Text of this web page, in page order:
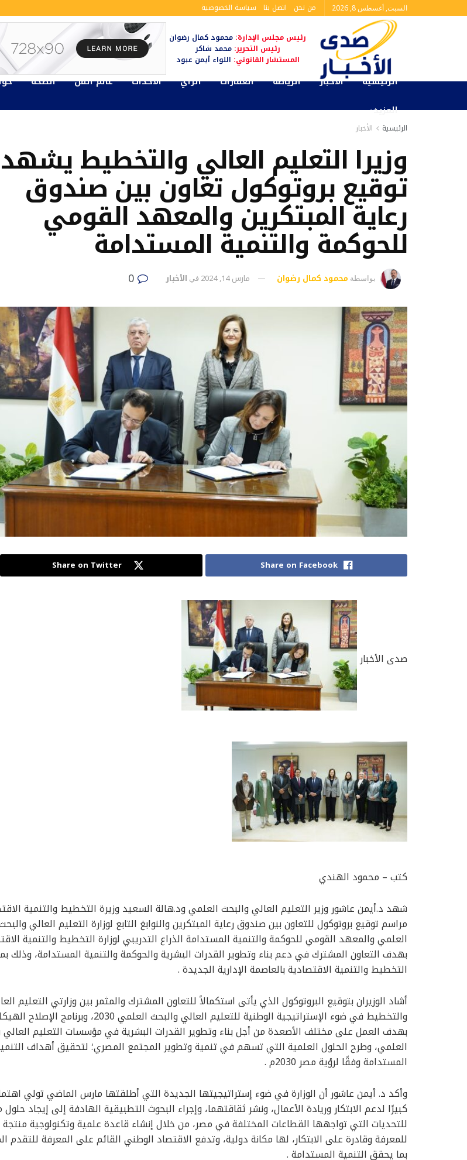
السبت, أغسطس 8, 2026 من نحن اتصل بنا سياسة الخصوصية
رئيس مجلس الإدارة: محمود كمال رضوان
رئيس التحرير:محمد شاكر
المستشار القانوني: اللواء أيمن عبود
الرئيسية الأخبار الرياضة العقارات الرأي الأحداث عالم الفن الصحة
المزيد
الرئيسية الأخبار
وزيرا التعليم العالي والتخطيط
توقيع بروتوكول تعاون بين صندوق
رعاية المبتكرين والمعهد القومي
للحوكمة والتنمية المستدامة
بواسطة محمود كمال رضوان مارس 14, 2024 في الأخبار
Share on Facebook
Share on Twitter
صدى الأخبار
كتب – محمود الهندي
شهد د.أيمن عاشور وزير التعليم العالي والبحث العلمي ود.هالة السعيد وزيرة التخطيط والتنمية
مراسم توقيع بروتوكول للتعاون بين صندوق رعاية المبتكرين والنوابغ التابع لوزارة التعليم العالي
العلمي والمعهد القومي للحوكمة والتنمية المستدامة الذراع التدريبي لوزارة التخطيط والتنمية
بهدف التعاون المشترك في دعم بناء وتطوير القدرات البشرية والحوكمة والتنمية المستدامة، وذلك
التخطيط والتنمية الاقتصادية بالعاصمة الإدارية الجديدة .
أشاد الوزيران بتوقيع البروتوكول الذي يأتى استكمالاً للتعاون المشترك والمثمر بين وزارتي التعليم
والتخطيط في ضوء الإستراتيجية الوطنية للتعليم العالي والبحث العلمي 2030، وبرنامج
بهدف العمل على مختلف الأصعدة من أجل بناء وتطوير القدرات البشرية في مؤسسات التعليم العالي
العلمي، وطرح الحلول العلمية التي تسهم في تنمية وتطوير المجتمع المصري؛ لتحقيق أهداف
المستدامة وفقًا لرؤية مصر 2030م .
وأكد د. أيمن عاشور أن الوزارة في ضوء إستراتيجيتها الجديدة التي أطلقتها مارس الماضي تولي
كبيرًا لدعم الابتكار وريادة الأعمال، ونشر ثقاقتهما، وإجراء البحوث التطبيقية الهادفة إلى إيجاد حلول
للتحديات التي تواجهها القطاعات المختلفة في مصر، من خلال إنشاء قاعدة علمية وتكنولوجية منتجة
للمعرفة وقادرة على الابتكار، لها مكانة دولية، وتدفع الاقتصاد الوطني القائم على المعرفة للتقدم
بما يحقق التنمية المستدامة .